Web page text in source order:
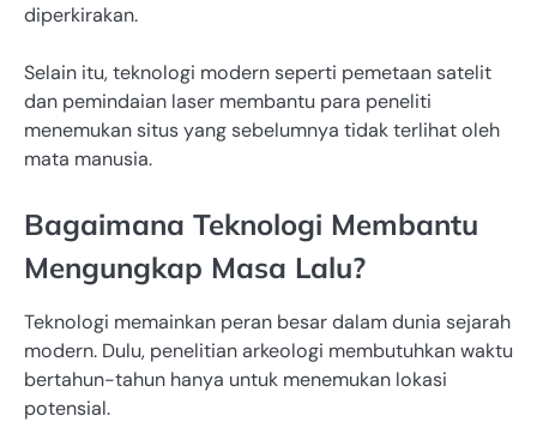
diperkirakan.
Selain itu, teknologi modern seperti pemetaan satelit
dan pemindaian laser membantu para peneliti
menemukan situs yang sebelumnya tidak terlihat oleh
mata manusia.
Bagaimana Teknologi Membantu
Mengungkap Masa Lalu?
Teknologi memainkan peran besar dalam dunia sejarah
modern. Dulu, penelitian arkeologi membutuhkan waktu
bertahun-tahun hanya untuk menemukan lokasi
potensial.